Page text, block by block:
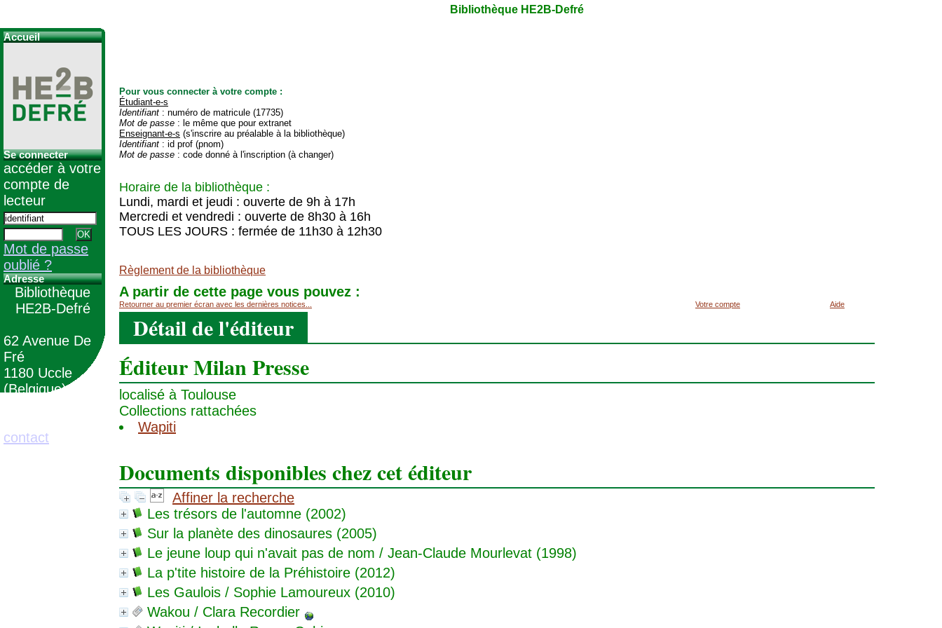
Pour vous connecter à votre compte :
Étudiant-e-s
Identifiant : numéro de matricule (17735)
Mot de passe : le même que pour extranet
Enseignant-e-s (s'inscrire au préalable à la bibliothèque)
Identifiant : id prof (pnom)
Mot de passe : code donné à l'inscription (à changer)
Horaire de la bibliothèque :
Lundi, mardi et jeudi : ouverte de 9h à 17h
Mercredi et vendredi : ouverte de 8h30 à 16h
TOUS LES JOURS : fermée de 11h30 à 12h30
Règlement de la bibliothèque
A partir de cette page vous pouvez :
Retourner au premier écran avec les dernières notices... Votre compte Aide
Détail de l'éditeur
Éditeur Milan Presse
localisé à Toulouse
Collections rattachées
Wapiti
Documents disponibles chez cet éditeur
Affiner la recherche
Les trésors de l'automne (2002)
Sur la planète des dinosaures (2005)
Le jeune loup qui n'avait pas de nom / Jean-Claude Mourlevat (1998)
La p'tite histoire de la Préhistoire (2012)
Les Gaulois / Sophie Lamoureux (2010)
Wakou / Clara Recordier
Bibliothèque HE2B-Defré
Accueil
Se connecter
accéder à votre
compte de
lecteur
Mot de passe
oublié ?
Adresse
Bibliothèque
HE2B-Defré
62 Avenue De
Fré
1180 Uccle
(Belgique)
contact